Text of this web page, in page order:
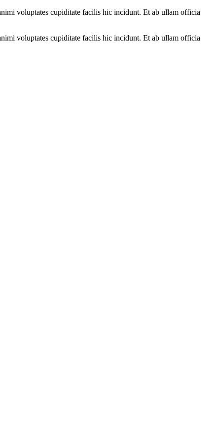
voluptates cupiditate facilis hic incidunt. Et ab ullam officia
voluptates cupiditate facilis hic incidunt. Et ab ullam officia